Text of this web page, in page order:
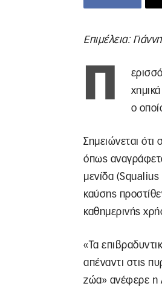
Επιμέλεια:
Π
ο
Σημειώνεται
όπως
μενίδα (Squalius
καύσης
καθημερινής
«Τα
απέναντι στις
ζώα» ανέφερε η